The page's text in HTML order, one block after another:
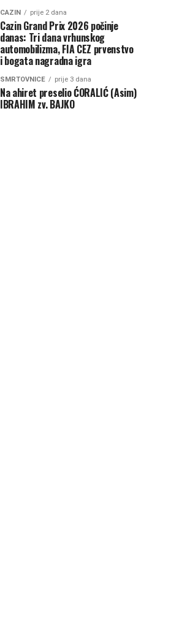
CAZIN prije 2 dana
Cazin Grand Prix 2026 počinje
danas: Tri dana vrhunskog
automobilizma, FIA CEZ prvenstvo
i bogata nagradna igra
SMRTOVNICE prije 3 dana
Na ahiret preselio ĆORALIĆ (Asim)
IBRAHIM zv. BAJKO